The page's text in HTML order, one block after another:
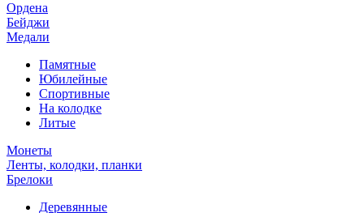
Ордена
Бейджи
Медали
Памятные
Юбилейные
Спортивные
На колодке
Литые
Монеты
Ленты, колодки, планки
Брелоки
Деревянные